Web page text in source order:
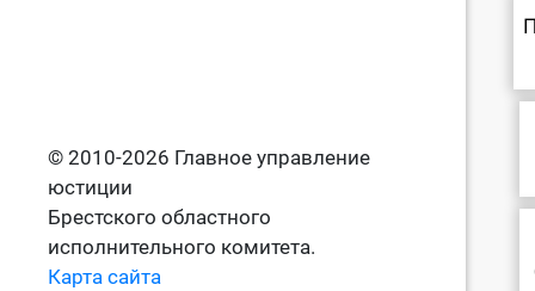
© 2010-2026 Главное управление
юстиции
Брестского областного
исполнительного комитета.
Карта сайта